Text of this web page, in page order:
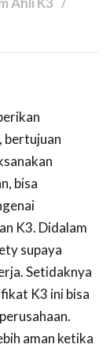
bertujuan
bisa
K3. Didalam
supaya
Setidaknya
K3 ini bisa
aman ketika